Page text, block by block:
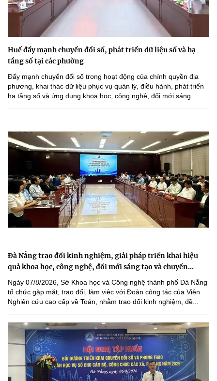
Huế đẩy mạnh chuyển đổi số, phát triển dữ liệu số và hạ
tầng số tại các phường
Đẩy mạnh chuyển đổi số trong hoạt động của chính quyền địa
phương, khai thác dữ liệu phục vụ quản lý, điều hành, phát triển
hạ tầng số và ứng dụng khoa học, công nghệ, đổi mới sáng...
Đà Nẵng trao đổi kinh nghiệm, giải pháp triển khai hiệu
quả khoa học, công nghệ, đổi mới sáng tạo và chuyển...
Ngày 07/8/2026, Sở Khoa học và Công nghệ thành phố Đà Nẵng
tổ chức gặp mặt, trao đổi, làm việc với Đoàn công tác của Viện
Nghiên cứu cao cấp về Toán, nhằm trao đổi kinh nghiệm, đề...